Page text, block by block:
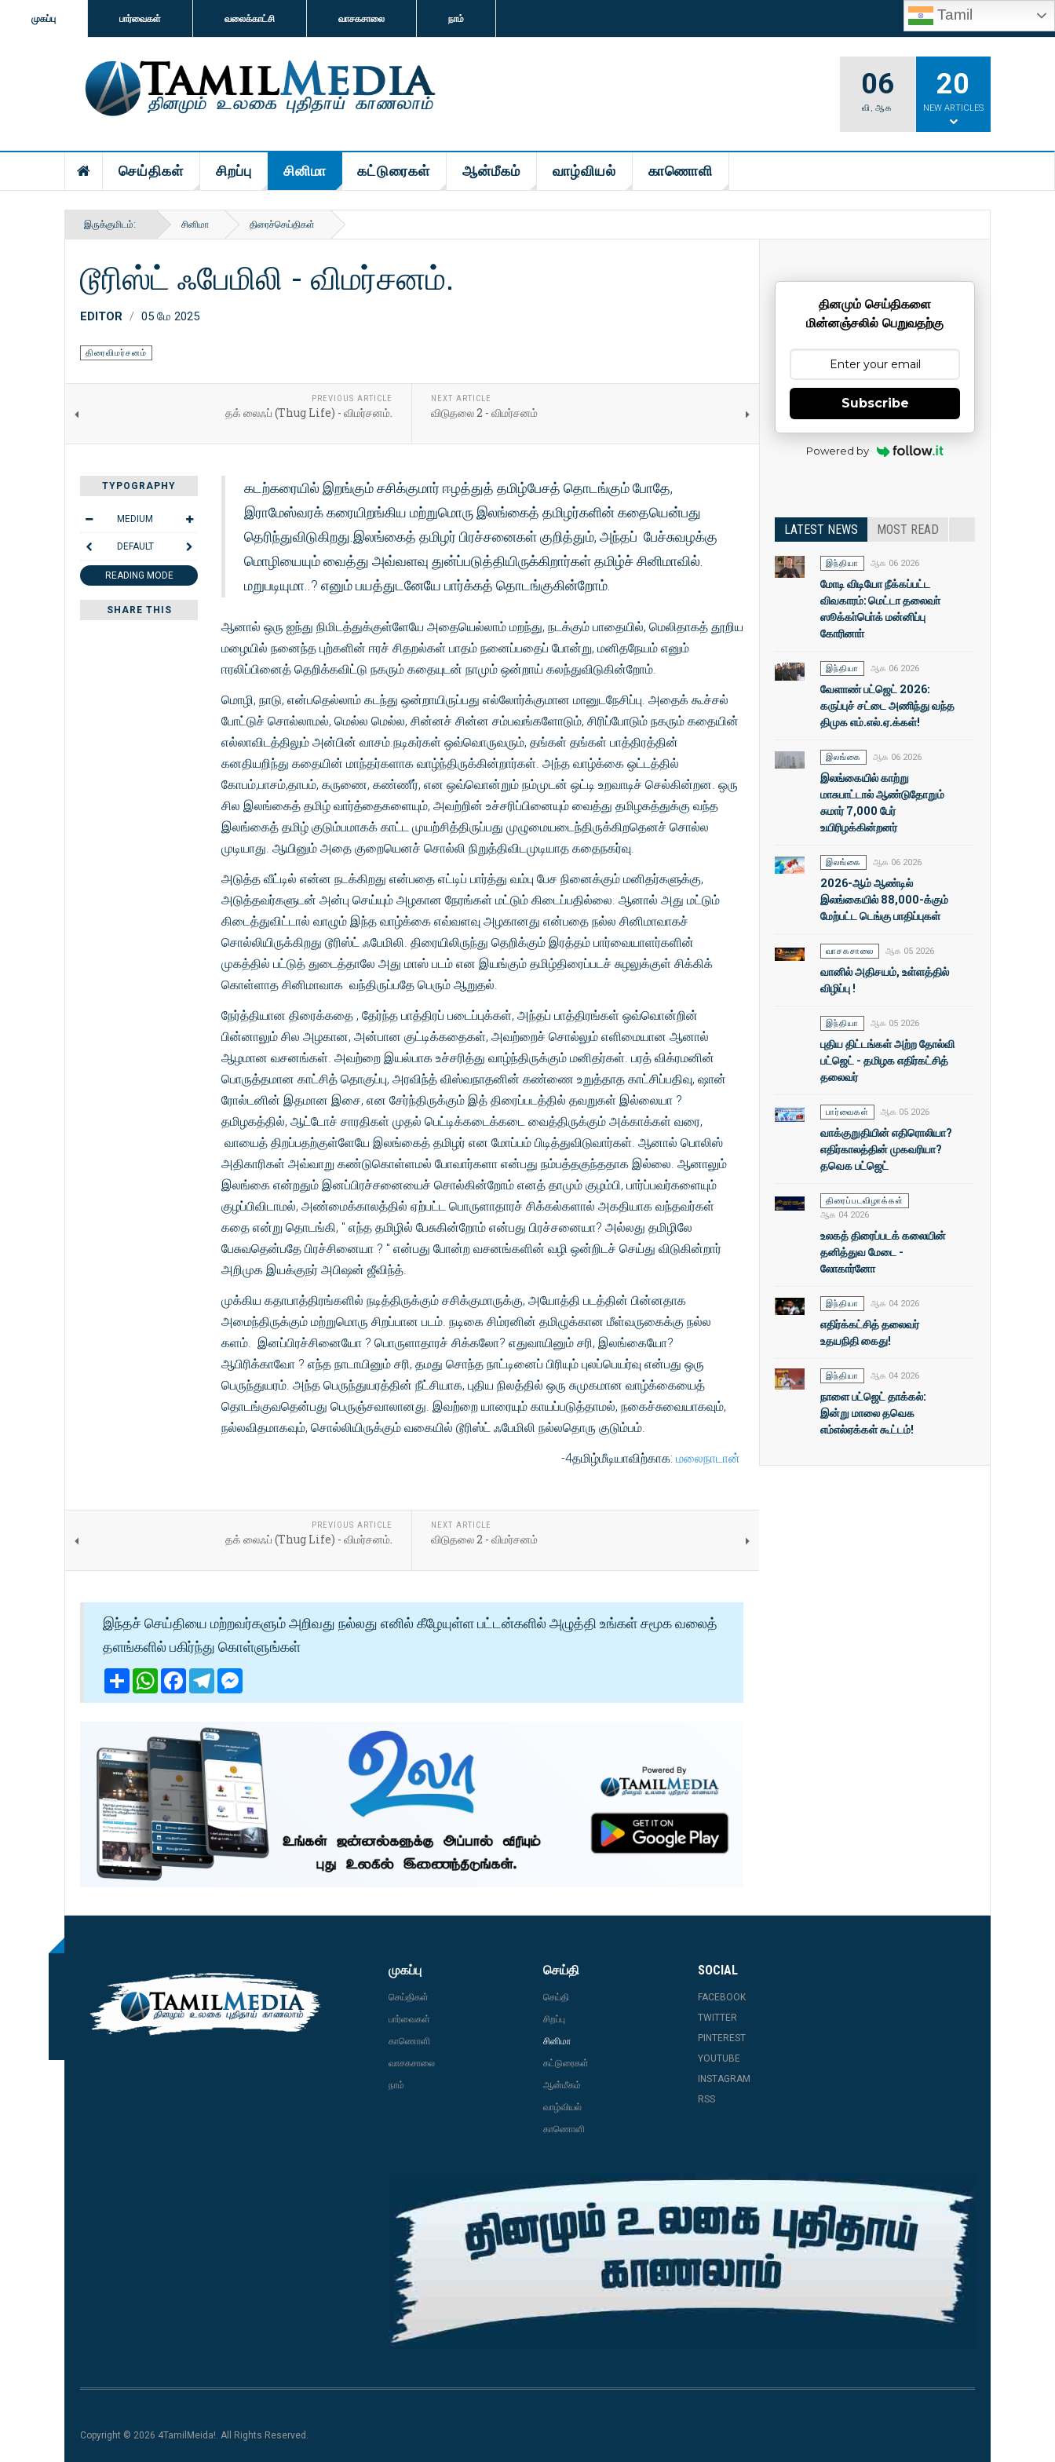
முகப்பு பார்வைகள் வலைக்காட்சி வாசகசாலை நாம் Tamil
06
வி,ஆக
20
NEW ARTICLES
செய்திகள் சிறப்பு சினிமா கட்டுரைகள் ஆன்மீகம் வாழ்வியல் காணொளி
இருக்குமிடம்: சினிமா திரைச்செய்திகள்
டூரிஸ்ட் ஃபேமிலி - விமர்சனம்.
EDITOR 05 மே 2025
திரைவிமர்சனம்
PREVIOUS ARTICLE
தக் லைஃப் (Thug Life) - விமர்சனம்.
NEXT ARTICLE
விடுதலை 2 - விமர்சனம்
TYPOGRAPHY
MEDIUM
DEFAULT
READING MODE
SHARE THIS
கடற்கரையில் இறங்கும் சசிக்குமார் ஈழத்துத் தமிழ்பேசத் தொடங்கும் போதே,
இராமேஸ்வரக் கரையிறங்கிய மற்றுமொரு இலங்கைத் தமிழர்களின் கதையென்பது
தெரிந்துவிடுகிறது.இலங்கைத் தமிழர் பிரச்சனைகள் குறித்தும், அந்தப் பேச்சுவழக்கு
மொழியையும் வைத்து அவ்வளவு துன்ப்படுத்தியிருக்கிறார்கள் தமிழ்ச் சினிமாவில்.
மறுபடியுமா..? எனும் பயத்துடனேயே பார்க்கத் தொடங்குகின்றோம்.
ஆனால் ஒரு ஐந்து நிமிடத்துக்குள்ளேயே அதையெல்லாம் மறந்து, நடக்கும் பாதையில், மெலிதாகத் தூறிய
மழையில் நனைந்த புற்களின் ஈரச் சிதறல்கள் பாதம் நனைப்பதைப் போன்று, மனிதநேயம் எனும்
ஈரலிப்பினைத் தெறிக்கவிட்டு நகரும் கதையுடன் நாமும் ஒன்றாய் கலந்துவிடுகின்றோம்.
மொழி, நாடு, என்பதெல்லாம் கடந்து ஒன்றாயிருப்பது எல்லோர்க்குமான மானுடநேசிப்பு. அதைக் கூச்சல்
போட்டுச் சொல்லாமல், மெல்ல மெல்ல, சின்னச் சின்ன சம்பவங்களோடும், சிரிப்போடும் நகரும் கதையின்
எல்லாவிடத்திலும் அன்பின் வாசம்.நடிகர்கள் ஒவ்வொருவரும், தங்கள் தங்கள் பாத்திரத்தின்
கனதியறிந்து கதையின் மாந்தர்களாக வாழ்ந்திருக்கின்றார்கள். அந்த வாழ்க்கை ஒட்டத்தில்
கோபம்,பாசம்,தாபம், கருணை, கண்ணீர், என ஒவ்வொன்றும் நம்முடன் ஒட்டி உறவாடிச் செல்கின்றன. ஒரு
சில இலங்கைத் தமிழ் வார்த்தைகளையும், அவற்றின் உச்சரிப்பினையும் வைத்து தமிழகத்துக்கு வந்த
இலங்கைத் தமிழ் குடும்பமாகக் காட்ட முயற்சித்திருப்பது முழுமையடைந்திருக்கிறதெனச் சொல்ல
முடியாது. ஆயினும் அதை குறையெனச் சொல்லி நிறுத்திவிடமுடியாத கதைநகர்வு.
அடுத்த வீட்டில் என்ன நடக்கிறது என்பதை எட்டிப் பார்த்து வம்பு பேச நினைக்கும் மனிதர்களுக்கு,
அடுத்தவர்களுடன் அன்பு செய்யும் அழகான நேரங்கள் மட்டும் கிடைப்பதில்லை. ஆனால் அது மட்டும்
கிடைத்துவிட்டால் வாழும் இந்த வாழ்க்கை எவ்வளவு அழகானது என்பதை நல்ல சினிமாவாகச்
சொல்லியிருக்கிறது டூரிஸ்ட் ஃபேமிலி. திரையிலிருந்து தெறிக்கும் இரத்தம் பார்வையாளர்களின்
முகத்தில் பட்டுத் துடைத்தாலே அது மாஸ் படம் என இயங்கும் தமிழ்திரைப்படச் சுழலுக்குள் சிக்கிக்
கொள்ளாத சினிமாவாக வந்திருப்பதே பெரும் ஆறுதல்.
நேர்த்தியான திரைக்கதை , தேர்ந்த பாத்திரப் படைப்புக்கள், அந்தப் பாத்திரங்கள் ஒவ்வொன்றின்
பின்னாலும் சில அழகான, அன்பான குட்டிக்கதைகள், அவற்றைச் சொல்லும் எளிமையான ஆனால்
ஆழமான வசனங்கள். அவற்றை இயல்பாக உச்சரித்து வாழ்ந்திருக்கும் மனிதர்கள். பரத் விக்ரமனின்
பொருத்தமான காட்சித் தொகுப்பு, அரவிந்த் விஸ்வநாதனின் கண்ணை உறுத்தாத காட்சிப்பதிவு, ஷான்
ரோல்டனின் இதமான இசை, என சேர்ந்திருக்கும் இத் திரைப்படத்தில் தவறுகள் இல்லையா ?
தமிழகத்தில், ஆட்டோச் சாரதிகள் முதல் பெட்டிக்கடைக்கடை வைத்திருக்கும் அக்காக்கள் வரை,
வாயைத் திறப்பதற்குள்ளேயே இலங்கைத் தமிழர் என மோப்பம் பிடித்துவிடுவார்கள். ஆனால் பொலிஸ்
அதிகாரிகள் அவ்வாறு கண்டுகொள்ளமல் போவார்களா என்பது நம்பத்தகுந்ததாக இல்லை. ஆனாலும்
இலங்கை என்றதும் இனப்பிரச்சனையைச் சொல்கின்றோம் எனத் தாமும் குழம்பி, பார்ப்பவர்களையும்
குழப்பிவிடாமல், அண்மைக்காலத்தில் ஏற்பட்ட பொருளாதாரச் சிக்கல்களால் அகதியாக வந்தவர்கள்
கதை என்று தொடங்கி, " எந்த தமிழில் பேசுகின்றோம் என்பது பிரச்சனையா? அல்லது தமிழிலே
பேசுவதென்பதே பிரச்சினையா ? " என்பது போன்ற வசனங்களின் வழி ஒன்றிடச் செய்து விடுகின்றார்
அறிமுக இயக்குநர் அபிஷன் ஜீவிந்த்.
முக்கிய கதாபாத்திரங்களில் நடித்திருக்கும் சசிக்குமாருக்கு, அயோத்தி படத்தின் பின்னதாக
அமைந்திருக்கும் மற்றுமொரு சிறப்பான படம். நடிகை சிம்ரனின் தமிழுக்கான மீள்வருகைக்கு நல்ல
களம். இனப்பிரச்சினையோ ? பொருளாதாரச் சிக்கலோ? எதுவாயினும் சரி, இலங்கையோ?
ஆபிரிக்காவோ ? எந்த நாடாயினும் சரி, தமது சொந்த நாட்டினைப் பிரியும் புலப்பெயர்வு என்பது ஒரு
பெருந்துயரம். அந்த பெருந்துயரத்தின் நீட்சியாக, புதிய நிலத்தில் ஒரு சுமுகமான வாழ்க்கையைத்
தொடங்குவதென்பது பெருஞ்சவாலானது. இவற்றை யாரையும் காயப்படுத்தாமல், நகைச்சுவையாகவும்,
நல்லவிதமாகவும், சொல்லியிருக்கும் வகையில் டூரிஸ்ட் ஃபேமிலி நல்லதொரு குடும்பம்.
-4தமிழ்மீடியாவிற்காக: மலைநாடான்
PREVIOUS ARTICLE
தக் லைஃப் (Thug Life) - விமர்சனம்.
NEXT ARTICLE
விடுதலை 2 - விமர்சனம்
இந்தச் செய்தியை மற்றவர்களும் அறிவது நல்லது எனில் கீழேயுள்ள பட்டன்களில் அழுத்தி உங்கள் சமூக வலைத்
தளங்களில் பகிர்ந்து கொள்ளுங்கள்
ShareWhatsApp
Facebook
Telegram
தினமும் செய்திகளை
மின்னஞ்சலில் பெறுவதற்கு
Subscribe
Powered by
LATEST NEWS MOST READ
இந்தியா ஆக 06 2026
மோடி விடியோ நீக்கப்பட்ட
விவகாரம்: மெட்டா தலைவா்
ஸூக்கா்பொ்க் மன்னிப்பு
கோரினாா்
இந்தியா ஆக 06 2026
வேளாண் பட்ஜெட் 2026:
கருப்புச் சட்டை அணிந்து வந்த
திமுக எம்.எல்.ஏ.க்கள்!
இலங்கை ஆக 06 2026
இலங்கையில் காற்று
மாசுபாட்டால் ஆண்டுதோறும்
சுமார் 7,000 பேர்
உயிரிழக்கின்றனர்
இலங்கை ஆக 06 2026
2026-ஆம் ஆண்டில்
இலங்கையில் 88,000-க்கும்
மேற்பட்ட டெங்கு பாதிப்புகள்
வாசகசாலை ஆக 05 2026
வானில் அதிசயம், உள்ளத்தில்
விழிப்பு !
இந்தியா ஆக 05 2026
புதிய திட்டங்கள் அற்ற தோல்வி
பட்ஜெட் - தமிழக எதிர்கட்சித்
தலைவர்
பார்வைகள் ஆக 05 2026
வாக்குறுதியின் எதிரொலியா?
எதிர்காலத்தின் முகவரியா?
தவெக பட்ஜெட்
திரைப்படவிழாக்கள்
ஆக 04 2026
உலகத் திரைப்படக் கலையின்
தனித்துவ மேடை -
லோகார்னோ
இந்தியா ஆக 04 2026
எதிர்க்கட்சித் தலைவர்
உதயநிதி கைது!
இந்தியா ஆக 04 2026
நாளை பட்ஜெட் தாக்கல்:
இன்று மாலை தவெக
எம்எல்ஏக்கள் கூட்டம்!
முகப்பு
செய்திகள்
பார்வைகள்
காணொளி
வாசகசாலை
நாம்
செய்தி
செய்தி
சிறப்பு
சினிமா
கட்டுரைகள்
ஆன்மீகம்
வாழ்வியல்
காணொளி
SOCIAL
FACEBOOK
TWITTER
PINTEREST
YOUTUBE
INSTAGRAM
RSS
Copyright © 2026 4TamilMeida!. All Rights Reserved.